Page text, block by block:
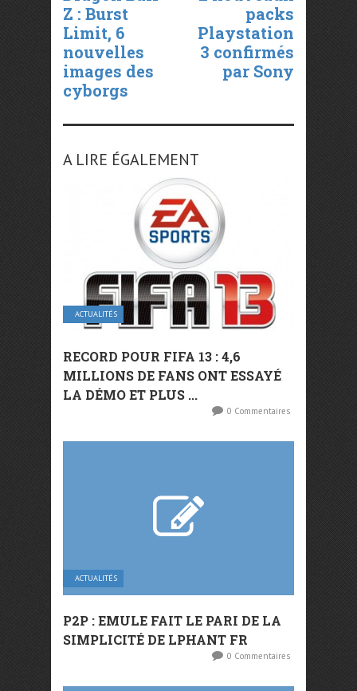
Z : Burst
Limit, 6
nouvelles
images des
cyborgs
packs
Playstation
3 confirmés
par Sony
A LIRE ÉGALEMENT
ACTUALITÉS
RECORD POUR FIFA 13 : 4,6
MILLIONS DE FANS ONT ESSAYÉ
LA DÉMO ET PLUS ...
0 Commentaires
ACTUALITÉS
P2P : EMULE FAIT LE PARI DE LA
SIMPLICITÉ DE LPHANT FR
0 Commentaires